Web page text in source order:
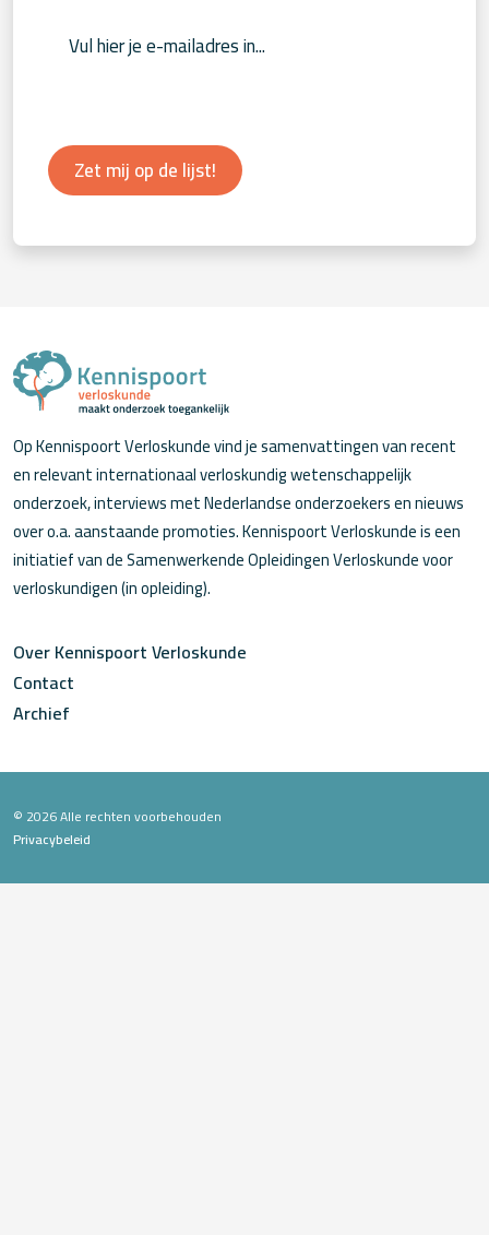
Zet mij op de lijst!
Op Kennispoort Verloskunde vind je samenvattingen van recent
en relevant internationaal verloskundig wetenschappelijk
onderzoek, interviews met Nederlandse onderzoekers en nieuws
over o.a. aanstaande promoties. Kennispoort Verloskunde is een
initiatief van de Samenwerkende Opleidingen Verloskunde voor
verloskundigen (in opleiding).
Over Kennispoort Verloskunde
Contact
Archief
© 2026 Alle rechten voorbehouden
Privacybeleid